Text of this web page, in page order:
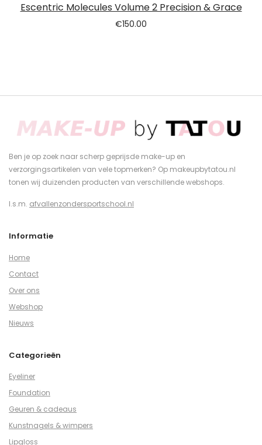
Escentric Molecules Volume 2 Precision & Grace
€150.00
Ben je op zoek naar scherp geprijsde make-up en
verzorgingsartikelen van vele topmerken? Op makeupbytatou.nl
tonen wij duizenden producten van verschillende webshops.
I.s.m. afvallenzondersportschool.nl
Informatie
Home
Contact
Over ons
Webshop
Nieuws
Categorieën
Eyeliner
Foundation
Geuren & cadeaus
Kunstnagels & wimpers
Lipgloss